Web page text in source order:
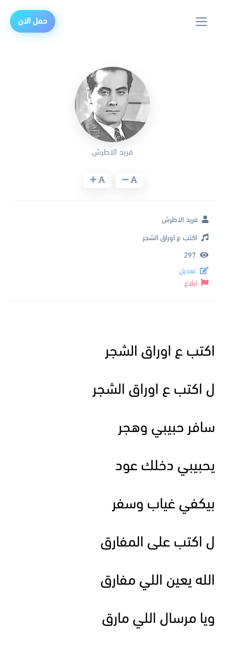
حمل الان
اكتب ع اوراق الشجر
ل اكتب ع اوراق الشجر
سافر حبيبي وهجر
يحبيبي دخلك عود
بيكفي غياب وسفر
ل اكتب على المفارق
الله يعين اللي مفارق
ويا مرسال اللي مارق
فريد الاطرش
فريد الاطرش
اكتب ع اوراق الشجر
297
تعديل
ابلاغ